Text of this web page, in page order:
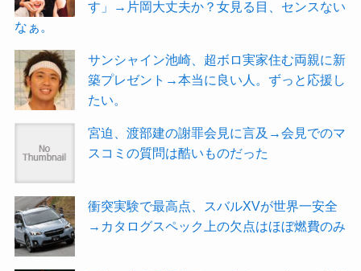
す」→片岡大丈夫か？女見る目、センスない
なぁ。
サンシャイン池崎、超ボロ実家住む両親に新
築プレゼント→本当に良い人。ずっと応援し
たい。
宮迫、渡部建の謝罪会見に言及→会見でのマ
スコミの質問は酷いものだった
衝突実験で最高点、スバルXVが世界一安全
→カタログスペック上の欠点はほぼ燃費のみ